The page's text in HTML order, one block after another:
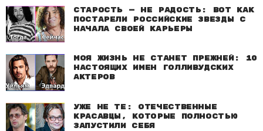
Старость — не радость: Вот как
постарели российские звезды с
начала своей карьеры
Моя жизнь не станет прежней: 10
настоящих имен голливудских
актеров
Уже не те: Отечественные
красавцы, которые полностью
запустили себя